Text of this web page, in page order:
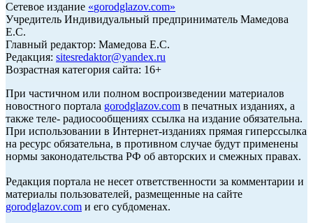
Сетевое издание «gorodglazov.com»
Учредитель Индивидуальный предприниматель Мамедова
Е.С.
Главный редактор: Мамедова Е.С.
Редакция: sitesredaktor@yandex.ru
Возрастная категория сайта: 16+
При частичном или полном воспроизведении материалов
новостного портала gorodglazov.com в печатных изданиях, а
также теле- радиосообщениях ссылка на издание обязательна.
При использовании в Интернет-изданиях прямая гиперссылка
на ресурс обязательна, в противном случае будут применены
нормы законодательства РФ об авторских и смежных правах.
Редакция портала не несет ответственности за комментарии и
материалы пользователей, размещенные на сайте
gorodglazov.com и его субдоменах.